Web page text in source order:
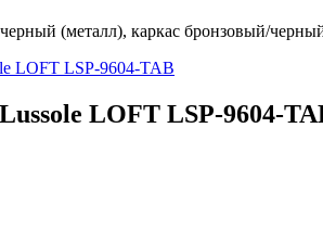
(металл), каркас бронзовый/
LOFT LSP-9604-